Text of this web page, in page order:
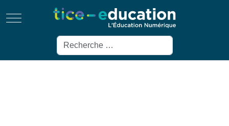
Mobile Menu Toggle
Rechercher